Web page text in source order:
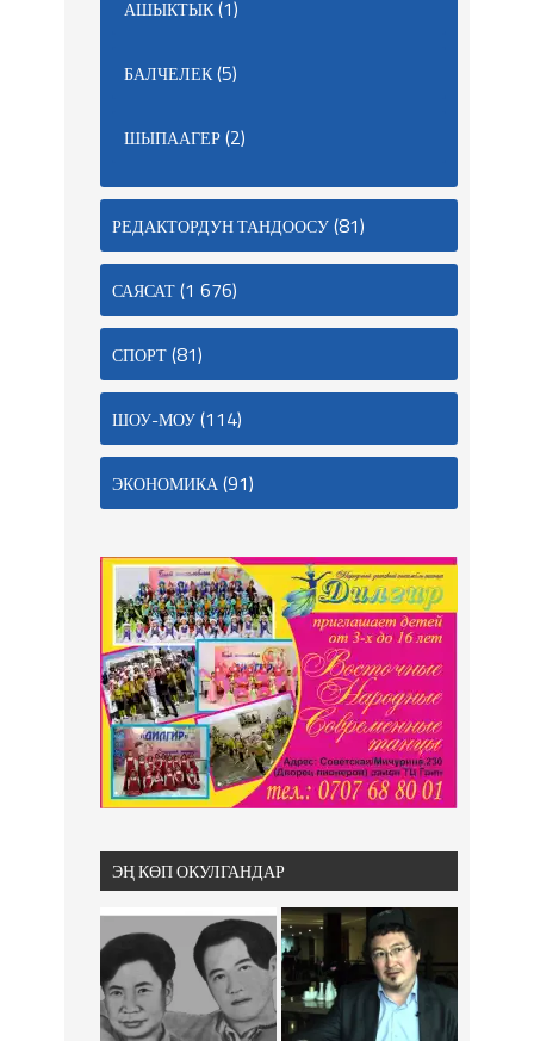
АШЫКТЫК(1)
БАЛЧЕЛЕК(5)
ШЫПААГЕР(2)
РЕДАКТОРДУН ТАНДООСУ(81)
САЯСАТ(1 676)
СПОРТ(81)
ШОУ-МОУ(114)
ЭКОНОМИКА(91)
ЭҢ КӨП ОКУЛГАНДАР